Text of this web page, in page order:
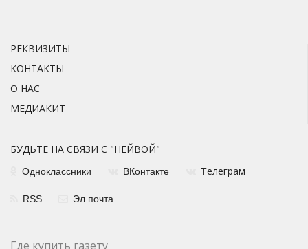
РЕКВИЗИТЫ
КОНТАКТЫ
О НАС
МЕДИАКИТ
БУДЬТЕ НА СВЯЗИ С "НЕЙВОЙ"
Одноклассники ВКонтакте Телеграм
RSS Эл.почта
Где купить газету